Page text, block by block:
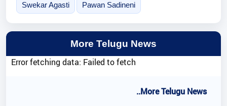
Swekar Agasti Pawan Sadineni
More Telugu News
Error fetching data: Failed to fetch
..More Telugu News